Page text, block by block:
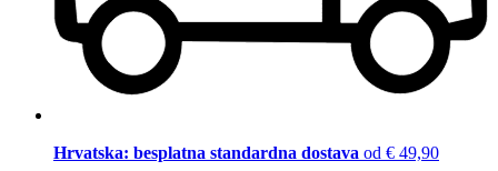
Hrvatska: besplatna standardna dostava od € 49,90